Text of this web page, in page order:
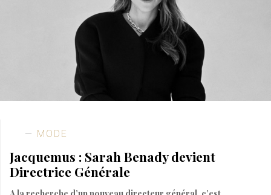
MODE
Jacquemus : Sarah Benady devient
Directrice Générale